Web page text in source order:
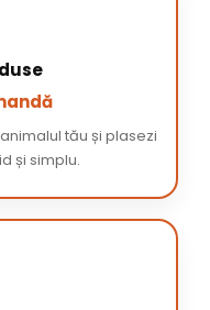
tău și plasezi
și simplu.